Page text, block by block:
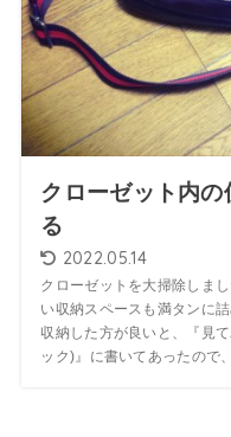
クローゼット内
る
2022.05.14
クローゼットを大掃除しま
い収納スペースも満タンに
収納した方が良いと、『見
ック)』に書いてあったので、